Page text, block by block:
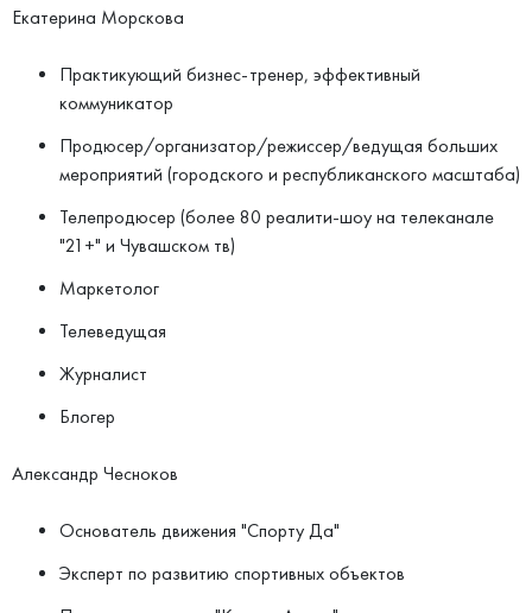
Екатерина Морскова
Практикующий бизнес-тренер, эффективный
коммуникатор
Продюсер/организатор/режиссер/ведущая больших
мероприятий (городского и республиканского масштаба)
Телепродюсер (более 80 реалити-шоу на телеканале
"21+" и Чувашском тв)
Маркетолог
Телеведущая
Журналист
Блогер
Александр Чесноков
Основатель движения "Спорту Да"
Эксперт по развитию спортивных объектов